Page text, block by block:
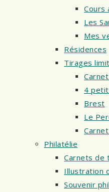
Cours
Les
Mes
Résidences
Tirages
4
Brest
Le
Philatélie
Carnets de
Illustration
Souvenir